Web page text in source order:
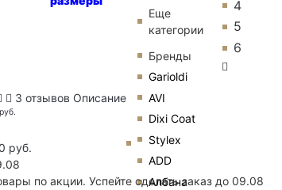
Еще
категории
Бренды
Garioldi
AVI
Dixi Coat
Stylex
ADD
Албана
4
5
6
3 отзывов Описание
руб.
руб.
по акции. Успейте сделать заказ до 09.08